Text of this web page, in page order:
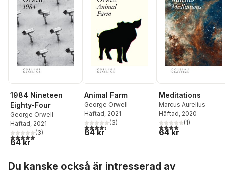
1984 Nineteen
Eighty-Four
George Orwell
Häftad, 2021
5,0utav 5 stjärnor. Totalt antal röster:
(3)
64 kr
Animal Farm
George Orwell
Häftad, 2021
4,3utav 5 stjärnor. Totalt antal röster:
(3)
64 kr
Meditations
Marcus Aurelius
Häftad, 2020
4,0utav 5 stjärnor.
(1)
64 kr
Du kanske också är intresserad av